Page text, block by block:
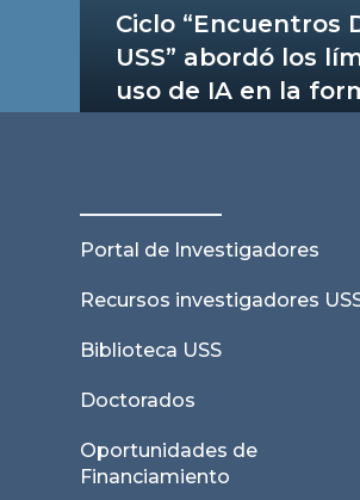
Ciclo “Encuentros
USS” abordó los
uso de IA en la
Portal de Investigadores
Recursos investigadores
Biblioteca USS
Doctorados
Oportunidades de
Financiamiento